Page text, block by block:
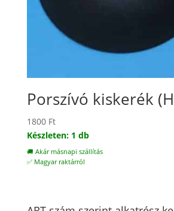
Porszívó kiskerék
1800 Ft
Készleten: 1 db
🚚 Akár másnapi szállítás
✅ Magyar raktárról